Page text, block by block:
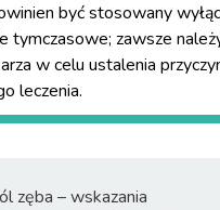
być stosowany
tymczasowe; zawsze
w celu ustalenia
leczenia.
zęba – wskazania